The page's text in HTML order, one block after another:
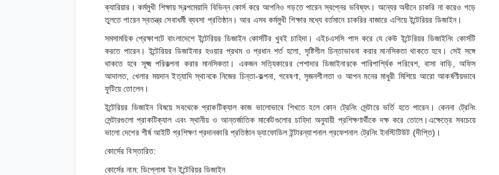
ক্যারিয়ার। কর্মমুখী শিক্ষায় স্বল্পমেয়াদি বিভিন্ন কোর্স করে আপনিও গড়তে পারেন স্বপ্নের ভবিষ্যৎ। অন্যের অধীনে চাকরি না করেও গড়ে
তুলতে পারেন স্বতন্ত্র সেবাধর্মী ব্যবসা প্রতিষ্ঠান। আর এসব কর্মমুখী শিক্ষার মধ্যে বর্তমানে চাকরির বাজারে এগিয়ে ইন্টেরিয়র ডিজাইন।
সমসাময়িক প্রেক্ষাপটে বাংলাদেশে ইন্টেরিয়র ডিজাইন কোর্সটির খুবই চাহিদা। এইচএসসি পাস করে যে কেউ ইন্টেরিয়র ডিজাইনিং কোর্সটি
করতে পারেন। ইন্টেরিয়র ডিজাইনার হওয়ার প্রথম ও প্রধান শর্ত হলো, সৃষ্টিশীল চিন্তাভাবনা করার মানসিকতা থাকতে হবে। সেই সঙ্গে
থাকতে হবে সূক্ষ্ম পরিকল্পনা করার মানসিকতা। একজন সত্যিকারের পেশাদার ডিজাইনারকে পারিপার্শ্বিক পরিবেশ, বাসা বাড়ি, অফিস
আদালত, খেলার ময়দান ইত্যাদি স্থানকে নিজের চিন্তা-কল্পনা, গবেষণা, সৃজনশীলতা ও আপন মনের মাধুরী মিশিয়ে আরো আকর্ষণীয়ভাবে
ফুটিয়ে তোলেন।
ইন্টেরিয়র ডিজাইন বিষয়ে সবথেকে প্রাকটিক্যাল কাজ ভালোভাবে শিখতে হলে কোন ট্রেনিং সেন্টারে ভর্তি হতে পারেন। কেননা ট্রেনিং
সেন্টারগুলো প্রাকটিক্যাল এবং স্থানীয় ও আন্তর্জাতিক মার্কেটগুলোর চাহিদা অনুযায়ী প্রশিক্ষণার্থীকে দক্ষ করে তোলে।এক্ষেত্রে সবচেয়ে
ভালো দেশের শীর্ষ আইটি প্রশিক্ষণ প্রদানকারি প্রতিষ্ঠান ড্যাফোডিল ইন্টারন্যাশনাল প্রফেশনাল ট্রেনিং ইনস্টিটিউট (দীপ্তি)।
কোর্সের বিস্তারিত:
কোর্সের নাম: ডিপ্লোমা ইন ইন্টেরিয়র ডিজাইন